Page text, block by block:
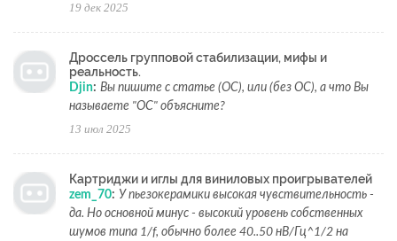
19 дек 2025
Дроссель групповой стабилизации, мифы и
реальность.
Djin: Вы пишите с статье (ОС), или (без ОС), а что Вы
называете "ОС" объясните?
13 июл 2025
Картриджи и иглы для виниловых проигрывателей
zem_70: У пьезокерамики высокая чувствительность -
да. Но основной минус - высокий уровень собственных
шумов типа 1/f, обычно более 40..50 нВ/Гц^1/2 на